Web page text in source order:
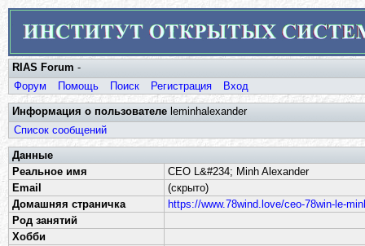
RIAS Forum -
Форум
Помощь Поиск Регистрация Вход
Информация о пользователе leminhalexander
Список сообщений
Данные
Реальное имя
CEO L&#234; Minh Alexander
Email
(скрыто)
Домашняя страничка
https://www.78wind.love/ceo-78win-le-
Род занятий
Хобби